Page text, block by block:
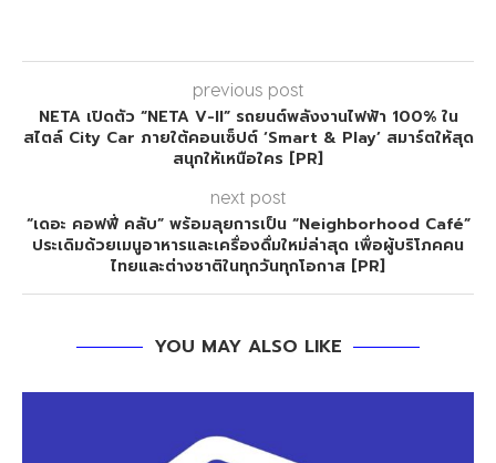
previous post
NETA เปิดตัว “NETA V-II” รถยนต์พลังงานไฟฟ้า 100% ใน
สไตล์ City Car ภายใต้คอนเซ็ปต์ ‘Smart & Play’ สมาร์ตให้สุด
สนุกให้เหนือใคร [PR]
next post
“เดอะ คอฟฟี่ คลับ” พร้อมลุยการเป็น “Neighborhood Café”
ประเดิมด้วยเมนูอาหารและเครื่องดื่มใหม่ล่าสุด เพื่อผู้บริโภคคน
ไทยและต่างชาติในทุกวันทุกโอกาส [PR]
YOU MAY ALSO LIKE